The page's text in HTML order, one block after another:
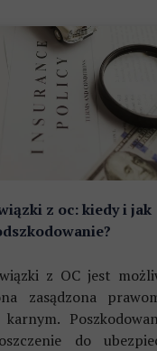
z oc: kiedy i jak
z OC jest
zasądzona
karnym.
do